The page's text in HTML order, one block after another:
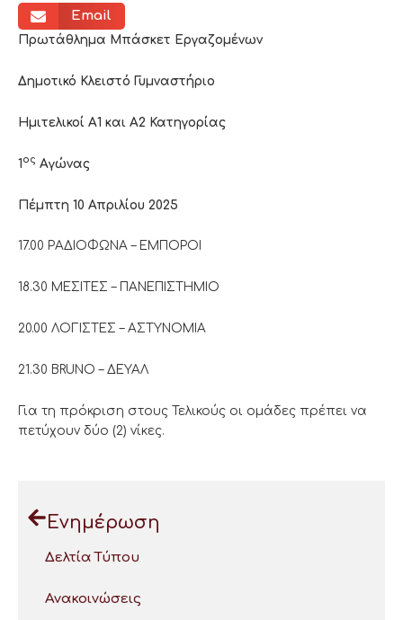
Email
Πρωτάθλημα Μπάσκετ Εργαζομένων
Δημοτικό Κλειστό Γυμναστήριο
Ημιτελικοί Α1 και Α2 Κατηγορίας
1 ος Αγώνας
Πέμπτη 10 Απριλίου 2025
17.00 ΡΑΔΙΟΦΩΝΑ – ΕΜΠΟΡΟΙ
18.30 ΜΕΣΙΤΕΣ – ΠΑΝΕΠΙΣΤΗΜΙΟ
20.00 ΛΟΓΙΣΤΕΣ – ΑΣΤΥΝΟΜΙΑ
21.30 BRUNO – ΔΕΥΑΛ
Για τη πρόκριση στους Τελικούς οι ομάδες πρέπει να
πετύχουν δύο (2) νίκες.
Ενημέρωση
Δελτία Τύπου
Ανακοινώσεις